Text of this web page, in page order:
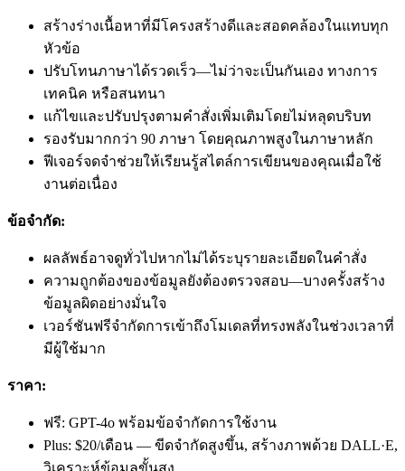
สร้างร่างเนื้อหาที่มีโครงสร้างดีและสอดคล้องในแทบทุก
หัวข้อ
ปรับโทนภาษาได้รวดเร็ว—ไม่ว่าจะเป็นกันเอง ทางการ
เทคนิค หรือสนทนา
แก้ไขและปรับปรุงตามคำสั่งเพิ่มเติมโดยไม่หลุดบริบท
รองรับมากกว่า 90 ภาษา โดยคุณภาพสูงในภาษาหลัก
ฟีเจอร์จดจำช่วยให้เรียนรู้สไตล์การเขียนของคุณเมื่อใช้
งานต่อเนื่อง
ข้อจำกัด:
ผลลัพธ์อาจดูทั่วไปหากไม่ได้ระบุรายละเอียดในคำสั่ง
ความถูกต้องของข้อมูลยังต้องตรวจสอบ—บางครั้งสร้าง
ข้อมูลผิดอย่างมั่นใจ
เวอร์ชันฟรีจำกัดการเข้าถึงโมเดลที่ทรงพลังในช่วงเวลาที่
มีผู้ใช้มาก
ราคา:
ฟรี: GPT-4o พร้อมข้อจำกัดการใช้งาน
Plus: $20/เดือน — ขีดจำกัดสูงขึ้น, สร้างภาพด้วย DALL·E,